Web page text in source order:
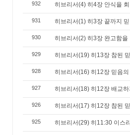
932 히브리서(4) 히4장 안식을
931 히브리서(1) 히3장 끝까지
930 히브리서(2) 히3장 완고함
929 히브리서(19) 히13장 참된
928 히브리서(16) 히12장 믿음
927 히브리서(18) 히12장 배교
926 히브리서(17) 히12장 참된
925 히브리서(29) 히11:30 이스